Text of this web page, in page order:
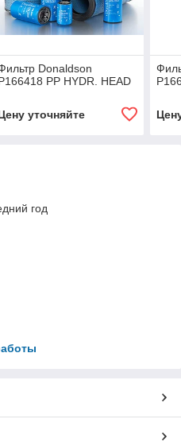
Donaldson
PP HYDR. HEAD
уточняйте
год